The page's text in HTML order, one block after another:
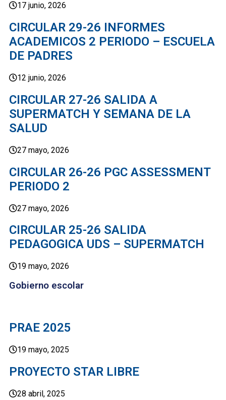
17 junio, 2026
CIRCULAR 29-26 INFORMES
ACADEMICOS 2 PERIODO – ESCUELA
DE PADRES
12 junio, 2026
CIRCULAR 27-26 SALIDA A
SUPERMATCH Y SEMANA DE LA
SALUD
27 mayo, 2026
CIRCULAR 26-26 PGC ASSESSMENT
PERIODO 2
27 mayo, 2026
CIRCULAR 25-26 SALIDA
PEDAGOGICA UDS – SUPERMATCH
19 mayo, 2026
Gobierno escolar
PRAE 2025
19 mayo, 2025
PROYECTO STAR LIBRE
28 abril, 2025